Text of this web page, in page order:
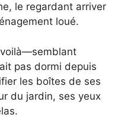
le regardant arriver
loué.
voilà—semblant
pas dormi depuis
les boîtes de ses
du jardin, ses yeux